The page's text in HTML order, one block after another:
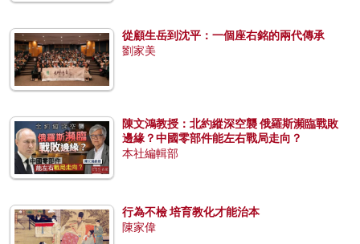
從顧生岳到沈平：一個座右銘的兩代傳承
劉家美
陳文鴻教授：北約縱深空襲 俄羅斯瀕臨戰敗
邊緣？中國零部件能左右戰局走向？
本社編輯部
行為不檢 培育教化才能治本
陳家偉